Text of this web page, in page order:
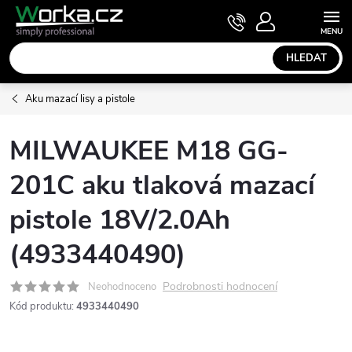
Přejít
obsah
HLEDAT
NÁKUPNÍ
KOŠÍK
Aku mazací lisy a pistole
MILWAUKEE M18 GG-
201C aku tlaková mazací
pistole 18V/2.0Ah
(4933440490)
Neohodnoceno Podrobnosti hodnocení
Kód produktu: 4933440490